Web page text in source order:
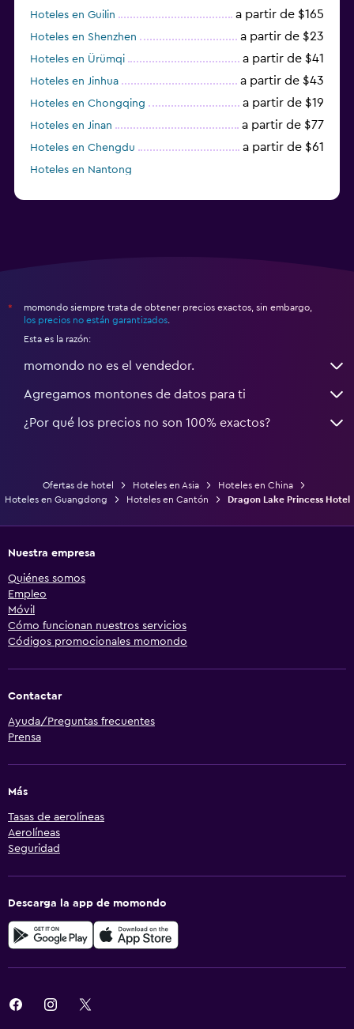
Hoteles en Guilin a partir de $165
Hoteles en Shenzhen a partir de $23
Hoteles en Ürümqi a partir de $41
Hoteles en Jinhua a partir de $43
Hoteles en Chongqing a partir de $19
Hoteles en Jinan a partir de $77
Hoteles en Chengdu a partir de $61
Hoteles en Nantong
*
momondo siempre trata de obtener precios exactos, sin embargo,
los precios no están garantizados
Esta es la razón:
momondo no es el vendedor.
Agregamos montones de datos para ti
¿Por qué los precios no son 100% exactos?
Ofertas de hotel Hoteles en Asia
Hoteles en China
Hoteles en Guangdong
Hoteles en Cantón Dragon Lake Princess Hotel
Nuestra empresa
Quiénes somos
Empleo
Móvil
Cómo funcionan nuestros servicios
Códigos promocionales momondo
Contactar
Ayuda/Preguntas frecuentes
Prensa
Más
Tasas de aerolíneas
Aerolíneas
Seguridad
Descarga la app de momondo